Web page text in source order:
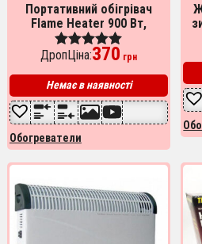
Портативний обігрівач
Flame Heater 900 Вт,
тепловий вентилятор,
обігрівач для дому,
ветродуйчик
Оценка
из 5
ДропЦіна:370 грн
Немає в наявності
Обогреватели